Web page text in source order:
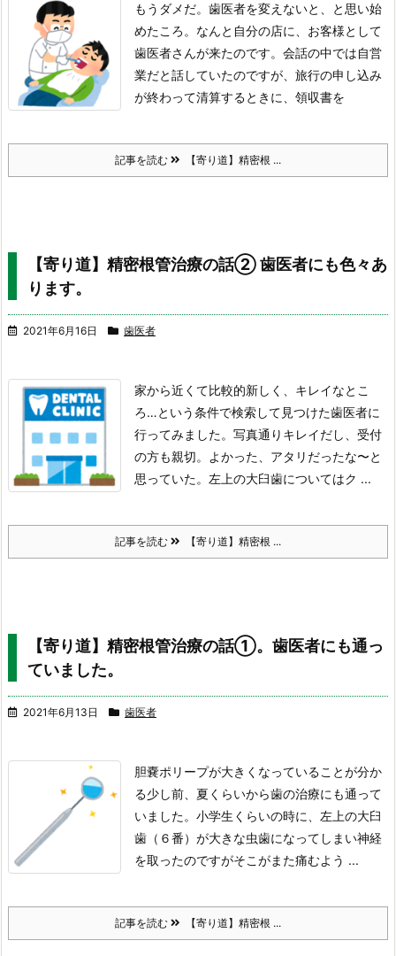
もうダメだ。歯医者を変えないと、と思い始
めたころ。 なんと自分の店に、お客様として
歯医者さんが来たのです。 会話の中では自営
業だと話していたのですが、 旅行の申し込み
が終わって清算するときに、領収書を
記事を読む 【寄り道】精密根 ...
【寄り道】精密根管治療の話② 歯医者にも色々あ
ります。
2021年6月16日 歯医者
家から近くて比較的新しく、キレイなとこ
ろ…という条件で検索して見つけた歯医者に
行ってみました。 写真通りキレイだし、受付
の方も親切。
よかった、アタリだったな〜と
思っていた。 左上の大臼歯についてはク ...
記事を読む 【寄り道】精密根 ...
【寄り道】精密根管治療の話①。歯医者にも通っ
ていました。
2021年6月13日 歯医者
胆嚢ポリープが大きくなっていることが分か
る少し前、 夏くらいから歯の治療にも通って
いました。 小学生くらいの時に、左上の大臼
歯（６番）が大きな虫歯になってしまい神経
を取ったのですがそこがまた痛むよう ...
記事を読む 【寄り道】精密根 ...